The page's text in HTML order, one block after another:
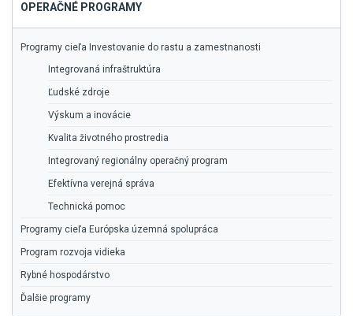
OPERAČNÉ PROGRAMY
Programy cieľa Investovanie do rastu a zamestnanosti
Integrovaná infraštruktúra
Ľudské zdroje
Výskum a inovácie
Kvalita životného prostredia
Integrovaný regionálny operačný program
Efektívna verejná správa
Technická pomoc
Programy cieľa Európska územná spolupráca
Program rozvoja vidieka
Rybné hospodárstvo
Ďalšie programy